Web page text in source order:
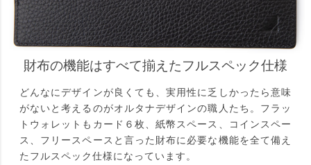
財布の機能はすべて揃えたフルスペック仕様
どんなにデザインが良くても、実用性に乏しかったら意味
がないと考えるのがオルタナデザインの職人たち。フラッ
トウォレットもカード６枚、紙幣スペース、コインスペー
ス、フリースペースと言った財布に必要な機能を全て備え
たフルスペック仕様になっています。